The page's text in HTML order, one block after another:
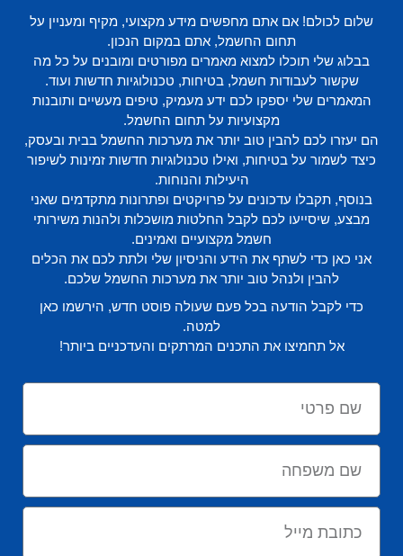
שלום לכולם! אם אתם מחפשים מידע מקצועי, מקיף ומעניין על
תחום החשמל, אתם במקום הנכון.
בבלוג שלי תוכלו למצוא מאמרים מפורטים ומובנים על כל מה
שקשור לעבודות חשמל, בטיחות, טכנולוגיות חדשות ועוד.
המאמרים שלי יספקו לכם ידע מעמיק, טיפים מעשיים ותובנות
מקצועיות על תחום החשמל.
הם יעזרו לכם להבין טוב יותר את מערכות החשמל בבית ובעסק,
כיצד לשמור על בטיחות, ואילו טכנולוגיות חדשות זמינות לשיפור
היעילות והנוחות.
בנוסף, תקבלו עדכונים על פרויקטים ופתרונות מתקדמים שאני
מבצע, שיסייעו לכם לקבל החלטות מושכלות ולהנות משירותי
חשמל מקצועיים ואמינים.
אני כאן כדי לשתף את הידע והניסיון שלי ולתת לכם את הכלים
להבין ולנהל טוב יותר את מערכות החשמל שלכם.
כדי לקבל הודעה בכל פעם שעולה פוסט חדש, הירשמו כאן
למטה.
אל תחמיצו את התכנים המרתקים והעדכניים ביותר!